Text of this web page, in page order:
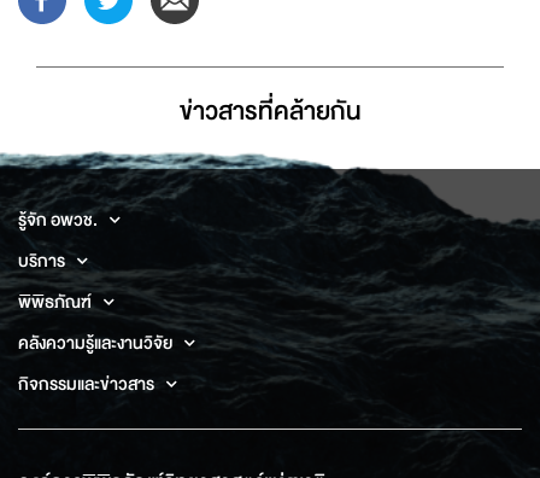
ข่าวสารที่่คล้ายกัน
รู้จัก อพวช.
บริการ
พิพิธภัณฑ์
คลังความรู้และงานวิจัย
กิจกรรมและข่าวสาร